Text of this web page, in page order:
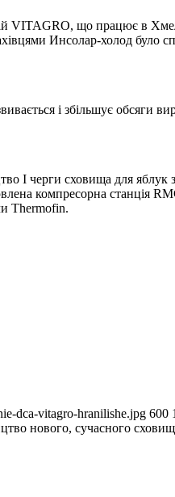
що працює в
Инсолар-холод було
і збільшує обсяги
І черги сховища для
компресорна станція
Thermofin.
dca-vitagro-hranilishe.jpg 600
нового, сучасного